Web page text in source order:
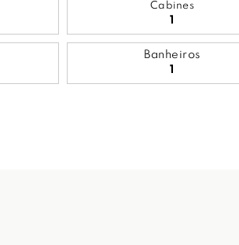
Cabines
1
Banheiros
1